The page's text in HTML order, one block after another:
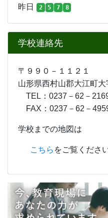
昨日 2 5 7 8
学校連絡先
〒９９０－１１２１
山形県西村山郡大江町
TEL：0237－62－
FAX：0237－62－
学校までの地図は
こちら をご覧ください